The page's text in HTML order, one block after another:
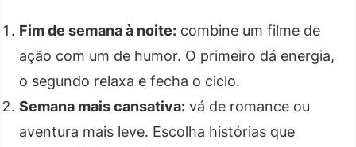
Fim de semana à noite: combine um filme de
ação com um de humor. O primeiro dá energia,
o segundo relaxa e fecha o ciclo.
Semana mais cansativa: vá de romance ou
aventura mais leve. Escolha histórias que